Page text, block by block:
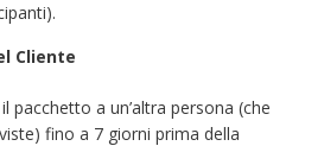
Cliente
pacchetto a un’altra persona (che
fino a 7 giorni prima della